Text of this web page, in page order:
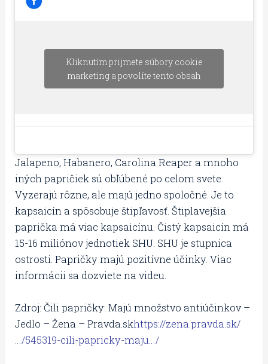
Kliknutím prijmete súbory cookie
marketing a povolíte tento obsah
Jalapeno, Habanero, Carolina Reaper a mnoho
iných papričiek sú obľúbené po celom svete.
Vyzerajú rôzne, ale majú jedno spoločné. Je to
kapsaicín a spôsobuje štipľavosť. Štiplavejšia
paprička má viac kapsaicínu. Čistý kapsaicín má
15-16 miliónov jednotiek SHU. SHU je stupnica
ostrosti. Papričky majú pozitívne účinky. Viac
informácii sa dozviete na videu.
Zdroj: Čili papričky: Majú množstvo antiúčinkov –
Jedlo – Žena – Pravda.skhttps://zena.pravda.sk/
…/545319-cili-papricky-maju…/